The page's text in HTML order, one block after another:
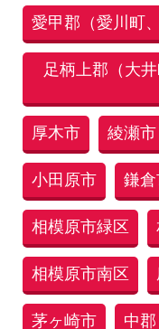
愛甲郡（愛川町
足柄上郡（大
厚木市 綾瀬市
小田原市 鎌
相模原市緑区
相模原市南区
茅ヶ崎市 中郡